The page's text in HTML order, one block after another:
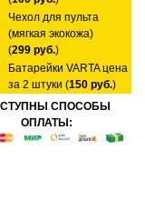
Чехол для пульта
(мягкая экокожа)
(299 руб.)
Батарейки VARTA цена
за 2 штуки (150 руб.)
СПОСОБЫ
ОПЛАТЫ: